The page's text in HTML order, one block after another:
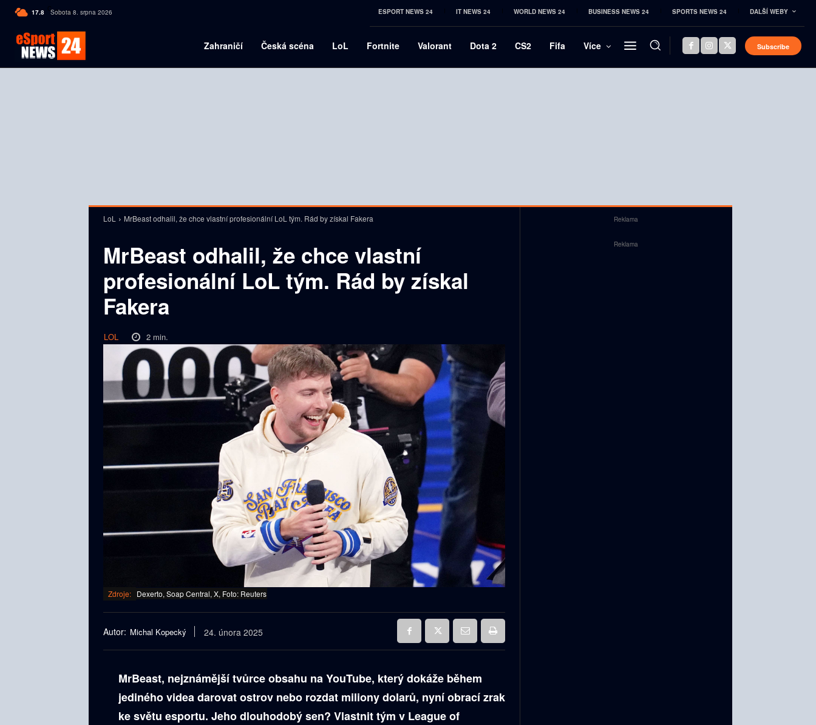
17.8 C Czech
Sobota 8. srpna 2026 ESPORT NEWS 24 IT NEWS 24 WORLD NEWS 24 BUSINESS NEWS 24 SPORTS NEWS 24 DALŠÍ WEBY
Zahraničí Česká scéna LoL Fortnite Valorant Dota 2 CS2 Fifa Více Subscribe
LoL MrBeast odhalil, že chce vlastní profesionální LoL tým. Rád by získal Fakera
MrBeast odhalil, že chce vlastní
profesionální LoL tým. Rád by získal
Fakera
LOL 2min.
Zdroje: Dexerto, Soap Central, X, Foto: Reuters
Autor: Michal Kopecký 24. února 2025
MrBeast, nejznámější tvůrce obsahu na YouTube, který dokáže během
jediného videa darovat ostrov nebo rozdat miliony dolarů, nyní obrací zrak
ke světu esportu. Jeho dlouhodobý sen? Vlastnit tým v League of
Reklama
Reklama